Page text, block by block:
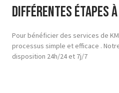
Différentes étapes
Pour bénéficier des services de
processus simple et efficace .
disposition 24h/24 et 7j/7